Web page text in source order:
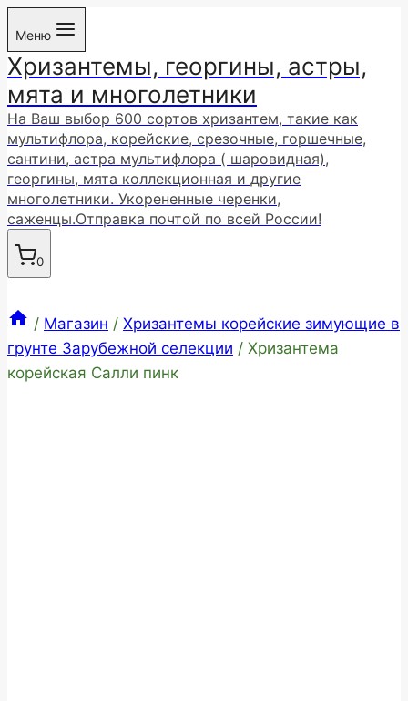
Перейти
содержимому
Меню
Хризантемы, георгины, астры,
мята и многолетники
На Ваш выбор 600 сортов хризантем, такие как
мультифлора, корейские, срезочные, горшечные,
сантини, астра мультифлора ( шаровидная),
георгины, мята коллекционная и другие
многолетники. Укорененные черенки,
саженцы.Отправка почтой по всей России!
0
/ Магазин / Хризантемы корейские зимующие в
грунте Зарубежной селекции / Хризантема
корейская Салли пинк